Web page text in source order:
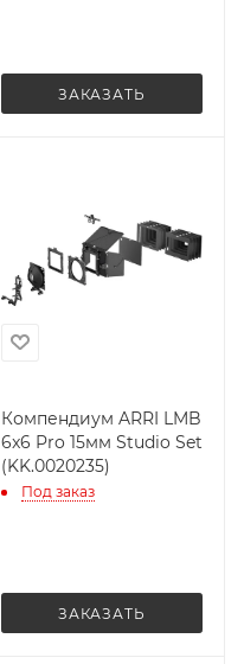
ЗАКАЗАТЬ
Компендиум ARRI LMB
6x6 Pro 15мм Studio Set
(KK.0020235)
Под заказ
ЗАКАЗАТЬ